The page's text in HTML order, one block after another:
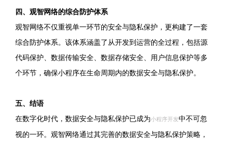
四、观智网络的综合防护体系
观智网络不仅重视单一环节的安全与隐私保护，更构建了一套
综合防护体系。该体系涵盖了从开发到运营的全过程，包括源
代码保护、数据传输安全、数据存储安全、用户信息保护等多
个环节，确保小程序在生命周期内的数据安全与隐私保护。
五、结语
在数字化时代，数据安全与隐私保护已成为小程序开发中不可忽
视的一环。观智网络通过其完善的数据安全与隐私保护策略，